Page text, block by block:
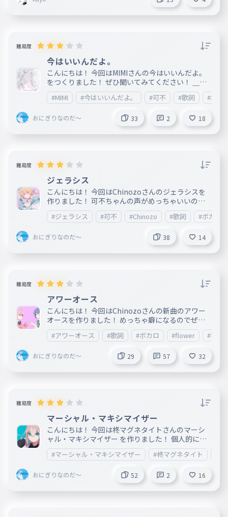
難易度
今はいいんだよ。
こんにちは！ 今回はMIMIさんの今はいいんだよ。
をつくりました！ ぜひ聞いてみてください！ ＿＿
＿＿＿＿＿＿＿＿＿＿＿＿＿＿＿＿＿＿＿＿＿＿＿
＿＿＿＿＿＿＿＿＿＿＿＿＿＿＿＿＿＿＿＿＿＿＿
MIMI
#MIMI #今はいいんだよ。 #可不 #歌詞 #ボカ
おにぎりなのだ～ 33 2 18
難易度
ジェラシス
こんにちは！ 今回はChinozoさんのジェラシスを
作りました！ 可不ちゃんの声がめっちゃいいので
ぜひ聞いてみてください！ ＿＿＿＿＿＿＿＿＿＿
＿＿＿＿＿＿＿＿＿＿＿＿＿＿＿＿＿＿＿＿＿＿＿
1.3.20 リリース 作詞：Chinozo 作曲：Chinozo
#ジェラシス #可不 #Chinozo #歌詞 #ボカロ
おにぎりなのだ～ 38 14
難易度
アワーオース
こんにちは！ 今回はChinozoさんの新曲のアワー
オースを作りました！ めっちゃ癖になるのでぜひ
聞いてみてください ＿＿＿＿＿＿＿＿＿＿＿＿＿
＿＿＿＿＿＿＿＿＿＿＿＿＿＿＿＿＿＿＿＿＿＿＿
リリース 作詞：Chinozo 作曲：Chinozo
#アワーオース #歌詞 #ボカロ #flower #可不
おにぎりなのだ～ 29 57 32
難易度
マーシャル・マキシマイザー
こんにちは！ 今回は柊マグネタイトさんのマーシ
ャル・マキシマイザー を作りました！ 個人的には
「食べてすぐ寝て丑になる 起きてまた寝て人でな
し？」のところが癖になってめっちゃ好きです！
＿＿＿＿＿＿＿＿＿＿＿＿＿＿＿＿＿＿＿＿＿＿＿
＿＿＿＿＿＿＿＿＿＿＿＿＿＿＿＿＿＿＿＿＿ 202
1.8.21 リリース 作詞：柊マグネタイト 作曲：柊マ
#マーシャル・マキシマイザー #柊マグネタイト
おにぎりなのだ～ 52 2 16